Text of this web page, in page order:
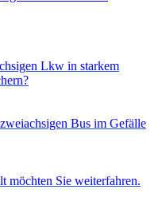
Lkw in starkem
Bus im Gefälle
möchten Sie weiterfahren.